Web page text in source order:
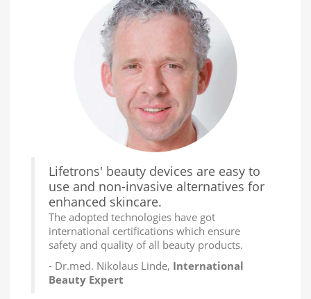
Lifetrons' beauty devices are easy to
use and non-invasive alternatives for
enhanced skincare.
The adopted technologies have got
international certifications which ensure
safety and quality of all beauty products.
- Dr.med. Nikolaus Linde, International
Beauty Expert